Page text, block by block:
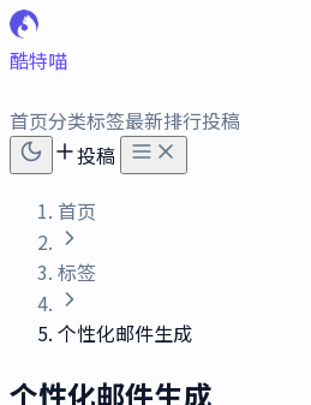
酷特喵
首页分类标签最新排行投稿
投稿
首页
标签
个性化邮件生成
个性化邮件生成